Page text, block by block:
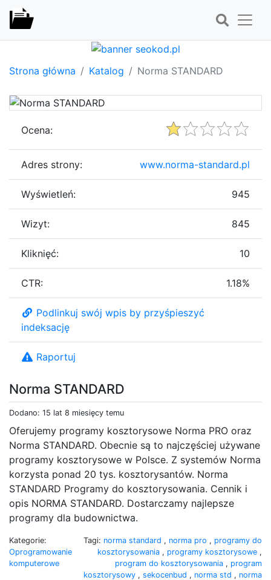
Strona główna Katalog Norma STANDARD
Norma STANDARD
Dodano: 15 lat 8 miesięcy temu
Oferujemy programy kosztorysowe Norma PRO oraz
Norma STANDARD. Obecnie są to najczęściej używane
programy kosztorysowe w Polsce. Z systemów Norma
korzysta ponad 20 tys. kosztorysantów. Norma
STANDARD Programy do kosztorysowania. Cennik i
opis NORMA STANDARD. Dostarczamy najlepsze
programy dla budownictwa.
Kategorie:
Oprogramowanie
komputerowe
Tagi: norma standard , norma pro , programy do
kosztorysowania , programy kosztorysowe ,
program do kosztorysowania , program
kosztorysowy , sekocenbud , norma std , norma
Ocena:
Adres strony: www.norma-standard.pl
Wyświetleń: 945
Wizyt: 845
Kliknięć: 10
CTR: 1.18%
Podlinkuj swój wpis by przyśpieszyć
indeksację
Raportuj